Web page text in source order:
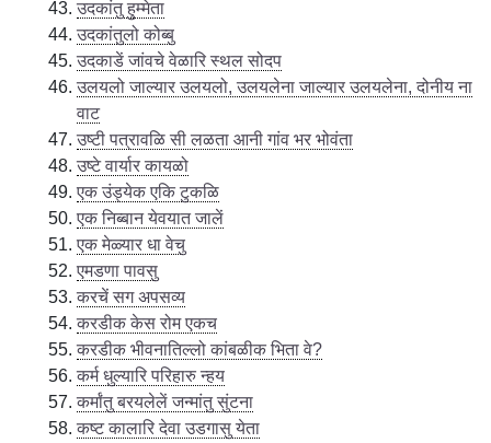
उदकांतु हुम्मेता
उदकांतुलो कोब्बु
उदकाडें जांवचे वेळारि स्थल सोदप
उलयलो जाल्यार उलयलो, उलयलेना जाल्यार उलयलेना, दोनीय ना
वाट
उष्टी पत्रावळि सी लळता आनी गांव भर भोवंता
उष्टे वार्यार कायळो
एक उंड्येक एकि टुकळि
एक निब्बान येवयात जालें
एक मेळ्यार धा वेचु
एमडणा पावसु
करचें सग अपसव्य
करडीक केस रोम एकच
करडीक भीवनातिल्लो कांबळीक भिता वे?
कर्म धुल्यारि परिहारु न्हय
कर्मांतु बरयलेलें जन्मांतु सुंटना
कष्ट कालारि देवा उडगासु येता